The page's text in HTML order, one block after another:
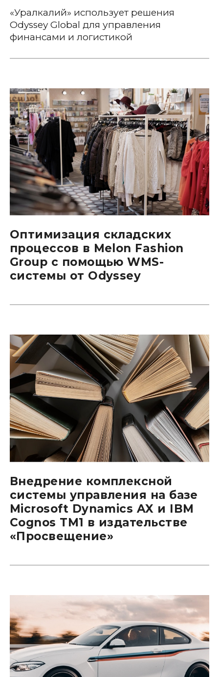
«Уралкалий» использует решения
Odyssey Global для управления
финансами и логистикой
Оптимизация складских
процессов в Melon Fashion
Group с помощью WMS-
системы от Odyssey
Внедрение комплексной
системы управления на базе
Microsoft Dynamics AX и IBM
Cognos TM1 в издательстве
«Просвещение»